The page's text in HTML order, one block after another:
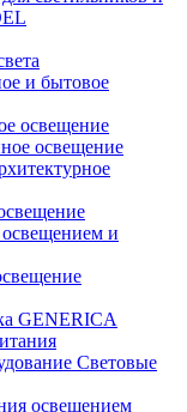
и бытовое
освещение
освещение
и
GENERICA
Световые
освещением